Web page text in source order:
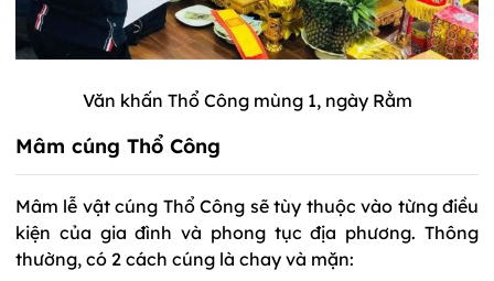
Văn khấn Thổ Công mùng 1, ngày Rằm
Mâm cúng Thổ Công
Mâm lễ vật cúng Thổ Công sẽ tùy thuộc vào từng điều
kiện của gia đình và phong tục địa phương. Thông
thường, có 2 cách cúng là chay và mặn: